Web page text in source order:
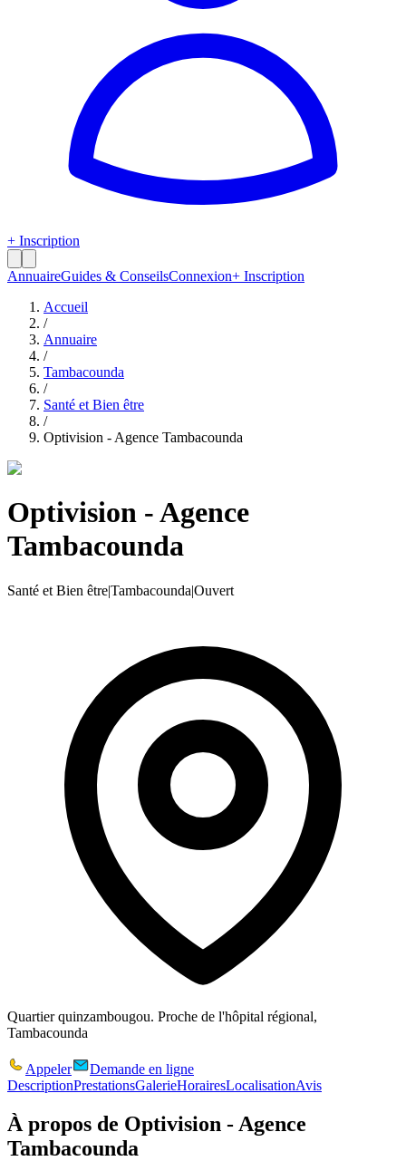
+ Inscription
AnnuaireGuides & ConseilsConnexion+ Inscription
Accueil
/
Annuaire
/
Tambacounda
/
Santé et Bien être
/
Optivision - Agence Tambacounda
Optivision - Agence
Tambacounda
Santé et Bien être|Tambacounda|Ouvert
Quartier quinzambougou. Proche de l'hôpital régional,
Tambacounda
Appeler
Demande en ligne
DescriptionPrestationsGalerieHorairesLocalisationAvis
À propos de Optivision - Agence
Tambacounda